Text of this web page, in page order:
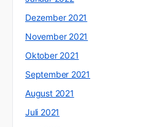
Dezember 2021
November 2021
Oktober 2021
September 2021
August 2021
Juli 2021